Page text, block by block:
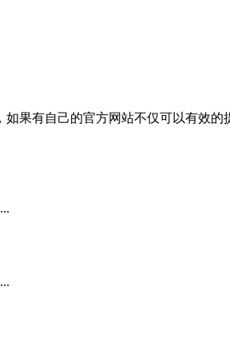
果有自己的官方网站不仅可以有效的